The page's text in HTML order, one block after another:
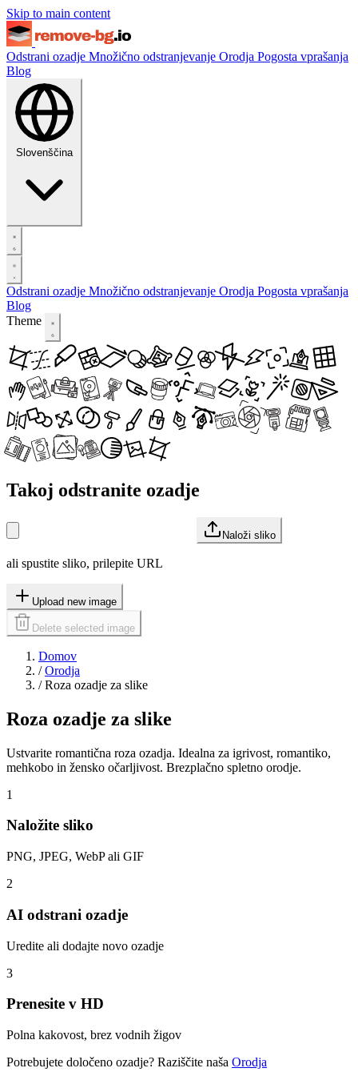
Skip to main content
Odstrani ozadje Množično odstranjevanje Orodja Pogosta vprašanja
Blog
Slovenščina
Odstrani ozadje Množično odstranjevanje Orodja Pogosta vprašanja
Blog
Theme
Takoj odstranite ozadje
Naloži sliko
ali spustite sliko, prilepite URL
Upload new image
Delete selected image
Domov
/ Orodja
/ Roza ozadje za slike
Roza ozadje za slike
Ustvarite romantična roza ozadja. Idealna za igrivost, romantiko,
mehkobo in žensko očarljivost. Brezplačno spletno orodje.
1
Naložite sliko
PNG, JPEG, WebP ali GIF
2
AI odstrani ozadje
Uredite ali dodajte novo ozadje
3
Prenesite v HD
Polna kakovost, brez vodnih žigov
Potrebujete določeno ozadje? Raziščite naša Orodja